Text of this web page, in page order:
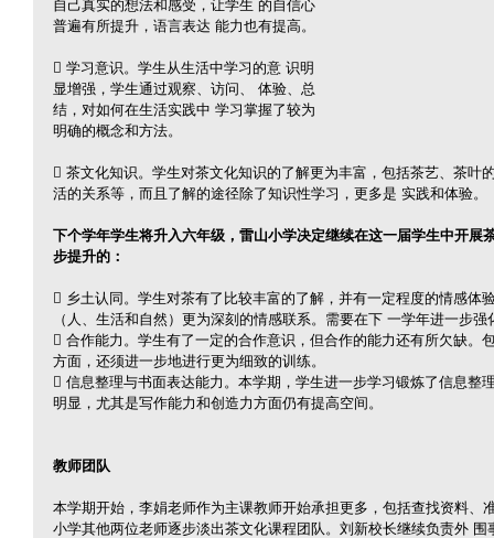
自己真实的想法和感受，让学生 的自信心
普遍有所提升，语言表达 能力也有提高。
 学习意识。学生从生活中学习的意 识明
显增强，学生通过观察、访问、 体验、总
结，对如何在生活实践中 学习掌握了较为
明确的概念和方法。
 茶文化知识。学生对茶文化知识的了解更为丰富，包括茶艺、茶叶
活的关系等，而且了解的途径除了知识性学习，更多是 实践和体验。
下个学年学生将升入六年级，雷山小学决定继续在这一届学生中开展
步提升的：
 乡土认同。学生对茶有了比较丰富的了解，并有一定程度的情感体
（人、生活和自然）更为深刻的情感联系。需要在下 一学年进一步强
 合作能力。学生有了一定的合作意识，但合作的能力还有所欠缺。
方面，还须进一步地进行更为细致的训练。
 信息整理与书面表达能力。本学期，学生进一步学习锻炼了信息整
明显，尤其是写作能力和创造力方面仍有提高空间。
教师团队
本学期开始，李娟老师作为主课教师开始承担更多，包括查找资料、
小学其他两位老师逐步淡出茶文化课程团队。刘新校长继续负责外